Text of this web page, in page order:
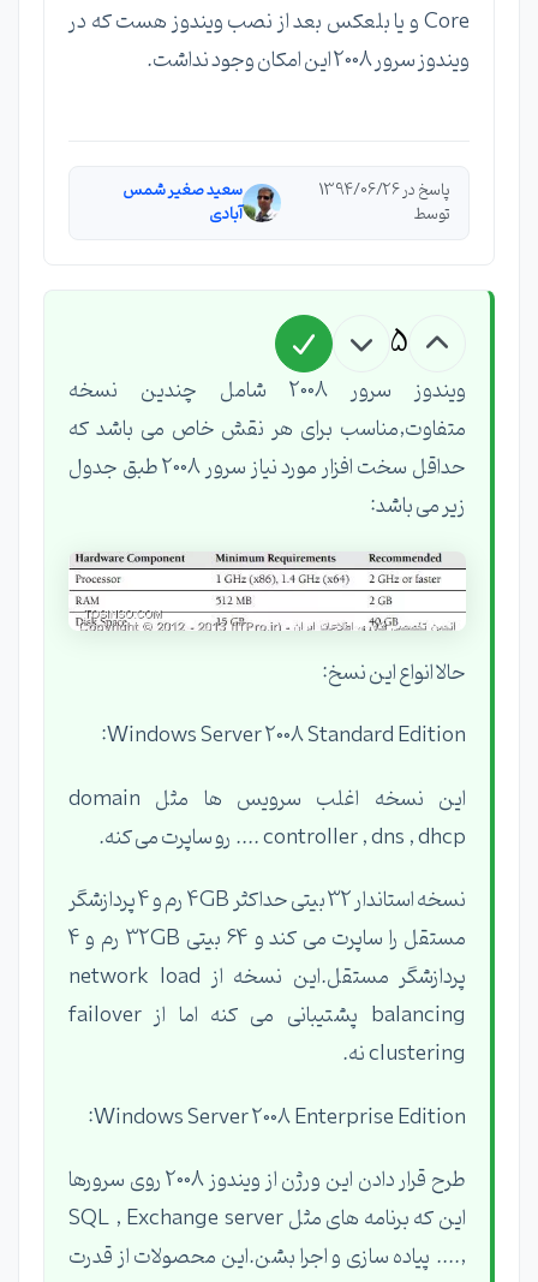
Core و یا بلعکس بعد از نصب ویندوز هست که در
ویندوز سرور 2008 این امکان وجود نداشت.
پاسخ در 1394/06/26
توسط
سعید صغیر شمس
آبادی
5
ویندوز سرور 2008 شامل چندین نسخه
متفاوت,مناسب برای هر نقش خاص می باشد که
حداقل سخت افزار مورد نیاز سرور 2008 طبق جدول
زیر می باشد:
حالا انواع این نسخ:
Windows Server 2008 Standard Edition:
این نسخه اغلب سرویس ها مثل domain
controller , dns , dhcp .... رو ساپرت می کنه.
نسخه استاندار 32 بیتی حداکثر 4GB رم و 4 پردازشگر
مستقل را ساپرت می کند و 64 بیتی 32GB رم و 4
پردازشگر مستقل.این نسخه از network load
balancing پشتیبانی می کنه اما از failover
clustering نه.
Windows Server 2008 Enterprise Edition:
طرح قرار دادن این ورژن از ویندوز 2008 روی سرورها
این که برنامه های مثل SQL , Exchange server
,.... پیاده سازی و اجرا بشن.این محصولات از قدرت